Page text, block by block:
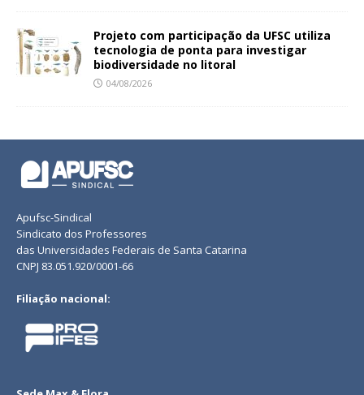
Projeto com participação da UFSC utiliza
tecnologia de ponta para investigar
biodiversidade no litoral
04/08/2026
Apufsc-Sindical
Sindicato dos Professores
das Universidades Federais de Santa Catarina
CNPJ 83.051.920/0001-66
Filiação nacional: